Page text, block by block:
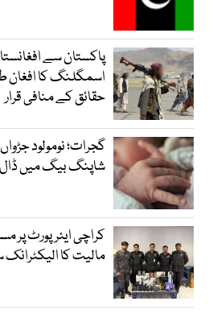
پاکستان سے
اسمگلنگ کا افغان
حقائق کے منافی قرار
گجرات؛ نومولود
شاپنگ بیگ میں ڈال
کراچی ایئرپورٹ پر
مالیت کا الیکٹرانک